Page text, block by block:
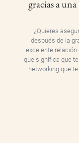
gracias a
¿Quieres
después de la
excelente relación
que significa que
networking que